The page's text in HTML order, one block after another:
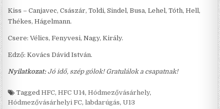
Kiss – Canjavec, Császár, Toldi, Sindel, Busa, Lehel, Tóth, Hell,
Thékes, Hágelmann.
Csere: Vélics, Fenyvesi, Nagy, Király.
Edző: Kovács Dávid István.
Nyilatkozat: Jó idő, szép gólok! Gratulálok a csapatnak!
TaggedHFC,HFC U14,Hódmezővásárhely,
Hódmezővásárhelyi FC,labdarúgás,U13